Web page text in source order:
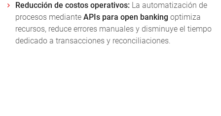
Reducción de costos operativos: La automatización de
procesos mediante APIs para open banking optimiza
recursos, reduce errores manuales y disminuye el tiempo
dedicado a transacciones y reconciliaciones.